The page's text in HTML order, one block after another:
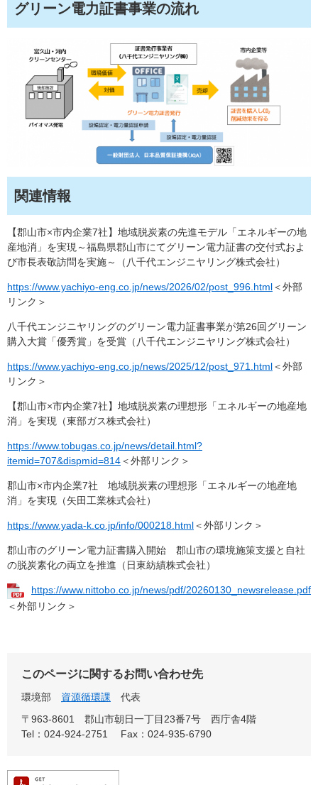
グリーン電力証書事業の流れ
関連情報
【郡山市×市内企業7社】地域脱炭素の先進モデル「エネルギーの地
産地消」を実現～福島県郡山市にてグリーン電力証書の交付式およ
び市長表敬訪問を実施～（八千代エンジニヤリング株式会社）
https://www.yachiyo-eng.co.jp/news/2026/02/post_996.html＜外部
リンク＞
八千代エンジニヤリングのグリーン電力証書事業が第26回グリーン
購入大賞「優秀賞」を受賞（八千代エンジニヤリング株式会社）
https://www.yachiyo-eng.co.jp/news/2025/12/post_971.html＜外部
リンク＞
【郡山市×市内企業7社】地域脱炭素の理想形「エネルギーの地産地
消」を実現（東部ガス株式会社）
https://www.tobugas.co.jp/news/detail.html?
itemid=707&dispmid=814＜外部リンク＞
郡山市×市内企業7社 地域脱炭素の理想形「エネルギーの地産地
消」を実現（矢田工業株式会社）
https://www.yada-k.co.jp/info/000218.html＜外部リンク＞
郡山市のグリーン電力証書購入開始 郡山市の環境施策支援と自社
の脱炭素化の両立を推進（日東紡績株式会社）
https://www.nittobo.co.jp/news/pdf/20260130_newsrelease.pdf
＜外部リンク＞
このページに関するお問い合わせ先
環境部 資源循環課
代表
〒963-8601
郡山市朝日一丁目23番7号 西庁舎4階
Tel：024-924-2751
Fax：024-935-6790